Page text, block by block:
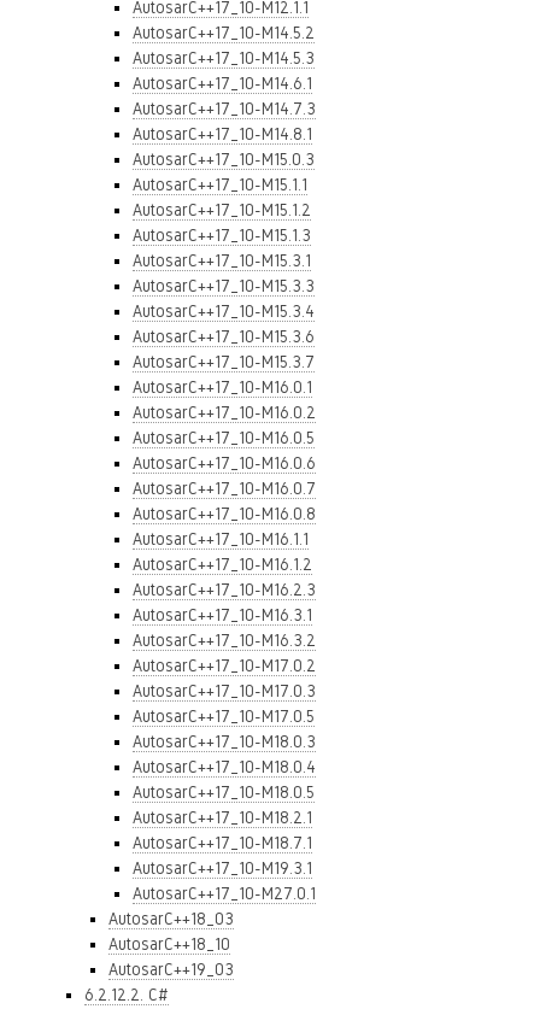
AutosarC++17_10-M12.1.1
AutosarC++17_10-M14.5.2
AutosarC++17_10-M14.5.3
AutosarC++17_10-M14.6.1
AutosarC++17_10-M14.7.3
AutosarC++17_10-M14.8.1
AutosarC++17_10-M15.0.3
AutosarC++17_10-M15.1.1
AutosarC++17_10-M15.1.2
AutosarC++17_10-M15.1.3
AutosarC++17_10-M15.3.1
AutosarC++17_10-M15.3.3
AutosarC++17_10-M15.3.4
AutosarC++17_10-M15.3.6
AutosarC++17_10-M15.3.7
AutosarC++17_10-M16.0.1
AutosarC++17_10-M16.0.2
AutosarC++17_10-M16.0.5
AutosarC++17_10-M16.0.6
AutosarC++17_10-M16.0.7
AutosarC++17_10-M16.0.8
AutosarC++17_10-M16.1.1
AutosarC++17_10-M16.1.2
AutosarC++17_10-M16.2.3
AutosarC++17_10-M16.3.1
AutosarC++17_10-M16.3.2
AutosarC++17_10-M17.0.2
AutosarC++17_10-M17.0.3
AutosarC++17_10-M17.0.5
AutosarC++17_10-M18.0.3
AutosarC++17_10-M18.0.4
AutosarC++17_10-M18.0.5
AutosarC++17_10-M18.2.1
AutosarC++17_10-M18.7.1
AutosarC++17_10-M19.3.1
AutosarC++17_10-M27.0.1
AutosarC++18_03
AutosarC++18_10
AutosarC++19_03
6.2.12.2. C#